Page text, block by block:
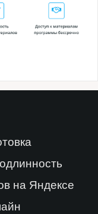
на Яндексе